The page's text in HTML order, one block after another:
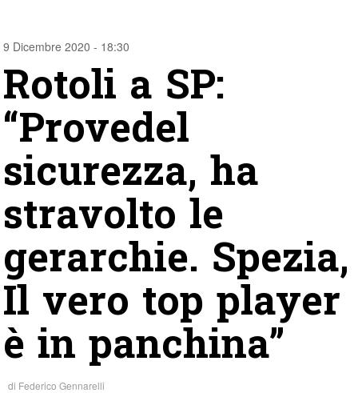
9 Dicembre 2020 - 18:30
Rotoli a SP:
“Provedel
sicurezza, ha
stravolto le
gerarchie. Spezia,
Il vero top player
è in panchina”
di Federico Gennarelli